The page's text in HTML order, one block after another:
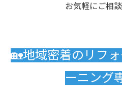
お気軽にご相談
🏡地域密着のリフ
ーニング